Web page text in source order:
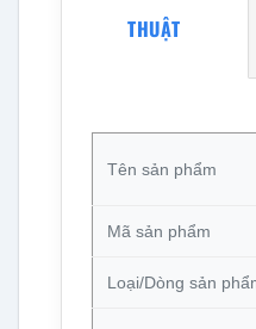
THUẬT
Tên sản phẩm
Mã sản phẩm
Loại/Dòng sản